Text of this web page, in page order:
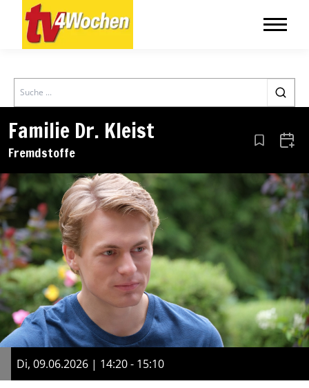
Search
Familie Dr. Kleist
Fremdstoffe Aus den
Di, 09.06.2026 | 14:20 - 15:10